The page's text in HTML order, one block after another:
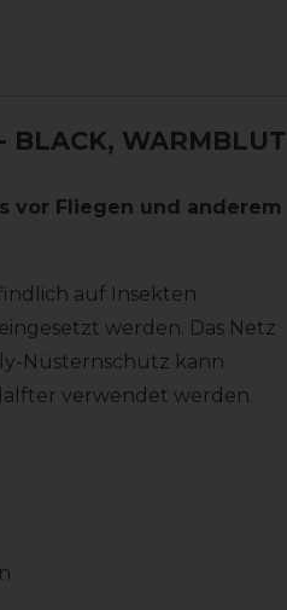
- BLACK, WARMBLUT
vor Fliegen und anderem
auf Insekten
werden. Das Netz
Nüsternschutz kann
verwendet werden.